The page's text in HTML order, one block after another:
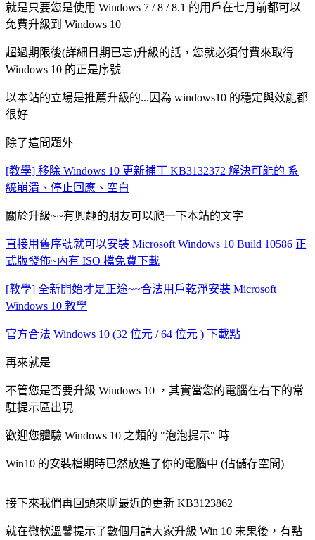
就是只要您是使用 Windows 7 / 8 / 8.1 的用戶在七月前都可以
免費升級到 Windows 10
超過期限後(詳細日期已忘)升級的話，您就必須付費來取得
Windows 10 的正是序號
以本站的立場是推薦升級的...因為 windows10 的穩定與效能都
很好
除了這問題外
[教學] 移除 Windows 10 更新補丁 KB3132372 解決可能的 系
統崩潰、停止回應、空白
關於升級~~有興趣的朋友可以爬一下本站的文字
直接用舊序號就可以安裝 Microsoft Windows 10 Build 10586 正
式版發佈~內有 ISO 檔免費下載
[教學] 全新開始才是正途~~合法用戶乾淨安裝 Microsoft
Windows 10 教學
官方合法 Windows 10 (32 位元 / 64 位元 ) 下載點
再來就是
不管您是否要升級 Windows 10 ，其實當您的電腦在右下的常
駐提示區出現
歡迎您體驗 Windows 10 之類的 "泡泡提示" 時
Win10 的安裝檔期時已然放進了你的電腦中 (佔儲存空間)
接下來我們再回頭來聊最近的更新 KB3123862
就在微軟溫馨提示了數個月請大家升級 Win 10 未果後，有點